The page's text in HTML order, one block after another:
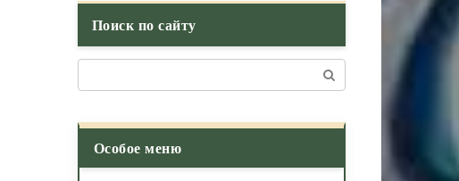
Поиск по сайту
Особое меню